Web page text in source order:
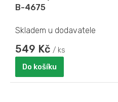
B-4675
Skladem u dodavatele
549 Kč / ks
Do košíku